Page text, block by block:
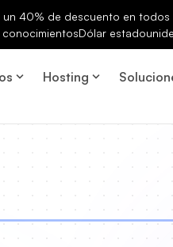
un 40% de descuento en
conocimientosDólar
Hosting